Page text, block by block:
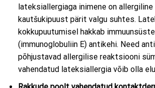
lateksiallergiaga inimene on
kautšukipuust pärit valgu suhtes.
kokkupuutumisel hakkab
(immunoglobuliin E) antikehi. Need
põhjustavad allergilise reaktsiooni
vahendatud lateksiallergia võib olla